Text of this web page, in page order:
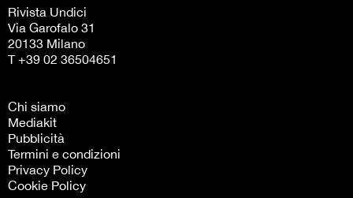
Rivista Undici
Via Garofalo 31
20133 Milano
T +39 02 36504651
Chi siamo
Mediakit
Pubblicità
Termini e condizioni
Privacy Policy
Cookie Policy